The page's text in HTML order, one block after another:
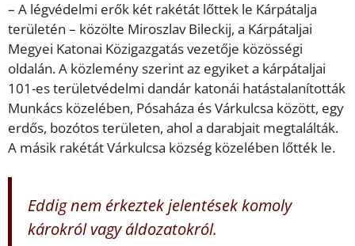
– A légvédelmi erők két rakétát lőttek le Kárpátalja
területén – közölte Miroszlav Bileckij, a Kárpátaljai
Megyei Katonai Közigazgatás vezetője közösségi
oldalán. A közlemény szerint az egyiket a kárpátaljai
101-es területvédelmi dandár katonái hatástalanították
Munkács közelében, Pósaháza és Várkulcsa között, egy
erdős, bozótos területen, ahol a darabjait megtalálták.
A másik rakétát Várkulcsa község közelében lőtték le.
Eddig nem érkeztek jelentések komoly
károkról vagy áldozatokról.